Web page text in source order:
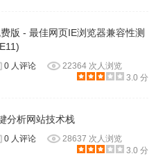
版 - 最佳网页IE浏览器兼容性测
0 人评论
22364 次人浏览
3.0 分
分析网站技术栈
0 人评论
28637 次人浏览
3.0 分